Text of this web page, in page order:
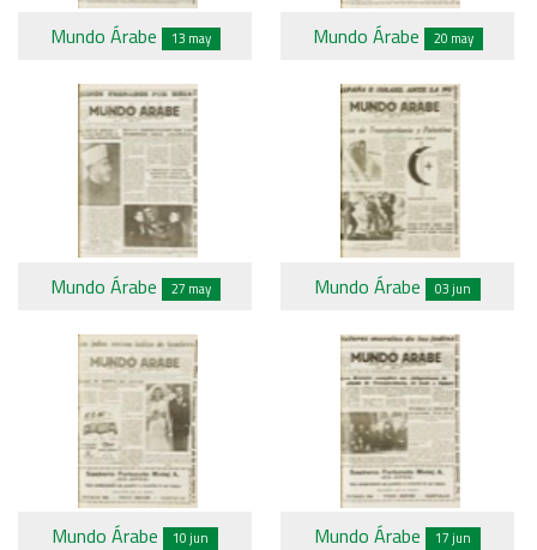
Mundo Árabe 13 may Mundo Árabe 20 may
Mundo Árabe 27 may Mundo Árabe 03 jun
Mundo Árabe 10 jun Mundo Árabe 17 jun